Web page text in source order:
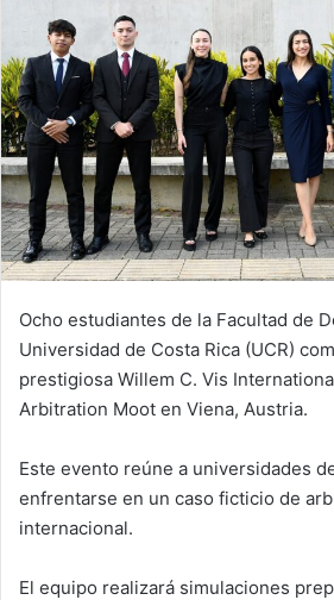
Ocho estudiantes de la Facultad de
Universidad de Costa Rica (UCR)
prestigiosa Willem C. Vis
Arbitration Moot en Viena, Austria.
Este evento reúne a universidades
enfrentarse en un caso ficticio de
internacional.
El equipo realizará simulaciones